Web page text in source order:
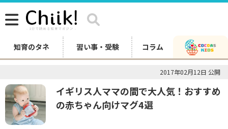
知育のタネ 習い事・受験 コラム
2017年02月12日 公開
イギリス人ママの間で大人気！おすすめ
の赤ちゃん向けマグ4選